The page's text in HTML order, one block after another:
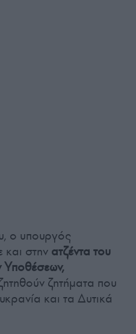
ο υπουργός
στην ατζέντα του
Υποθέσεων,
ζητήματα που
και τα Δυτικά